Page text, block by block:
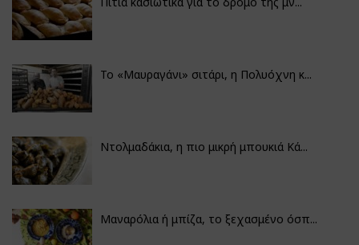
Το «Μαυραγάνι» σιτάρι, η Πολυόχνη κ...
Ντολμαδάκια, η πιο μικρή μπουκιά Κά...
Μαναρόλια ή μπίζα, το ξεχασμένο όσπ...